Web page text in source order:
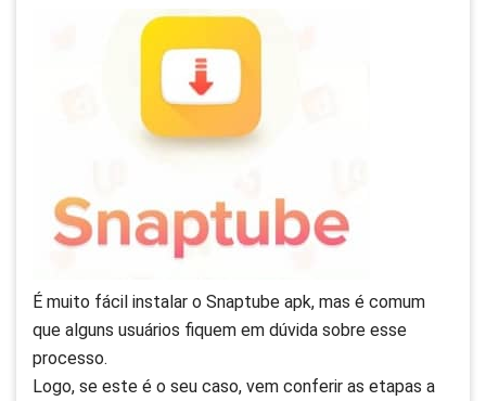
É muito fácil instalar o Snaptube apk, mas é comum
que alguns usuários fiquem em dúvida sobre esse
processo.
Logo, se este é o seu caso, vem conferir as etapas a